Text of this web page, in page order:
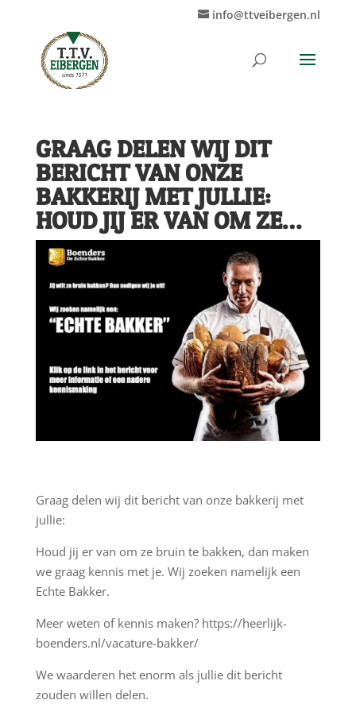
info@ttveibergen.nl
GRAAG DELEN WIJ DIT
BERICHT VAN ONZE
BAKKERIJ MET JULLIE:
HOUD JIJ ER VAN OM ZE…
Graag delen wij dit bericht van onze bakkerij met
jullie:
Houd jij er van om ze bruin te bakken, dan maken
we graag kennis met je. Wij zoeken namelijk een
Echte Bakker.
Meer weten of kennis maken? https://heerlijk-
boenders.nl/vacature-bakker/
We waarderen het enorm als jullie dit bericht
zouden willen delen.